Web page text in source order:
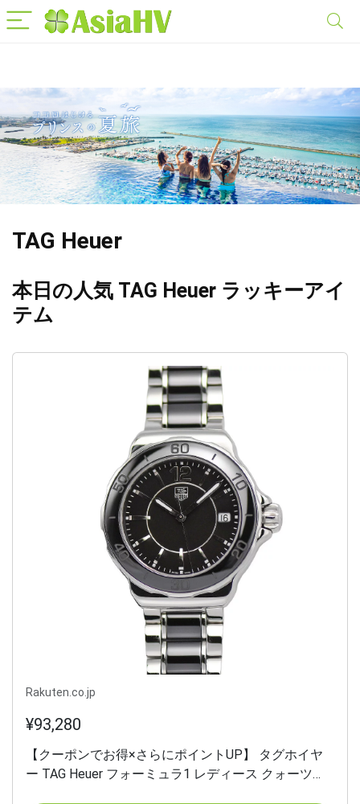
TAG Heuer
本日の人気 TAG Heuer ラッキーアイ
テム
Rakuten.co.jp
¥93,280
【クーポンでお得×さらにポイントUP】 タグホイヤ
ー TAG Heuer フォーミュラ1 レディース クォーツ